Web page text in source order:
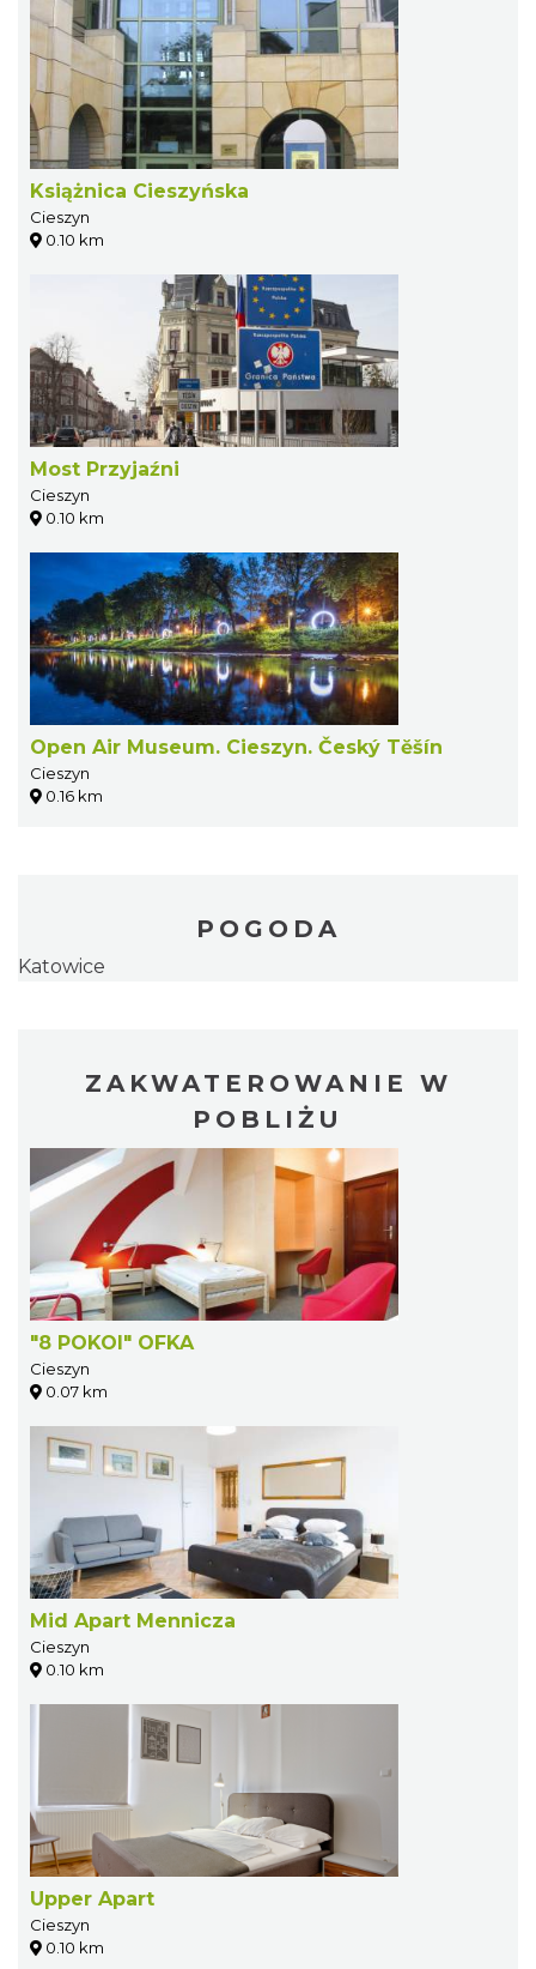
Książnica Cieszyńska
Cieszyn
0.10 km
Most Przyjaźni
Cieszyn
0.10 km
Open Air Museum. Cieszyn. Český Tĕšín
Cieszyn
0.16 km
POGODA
Katowice
ZAKWATEROWANIE W
POBLIŻU
"8 POKOI" OFKA
Cieszyn
0.07 km
Mid Apart Mennicza
Cieszyn
0.10 km
Upper Apart
Cieszyn
0.10 km